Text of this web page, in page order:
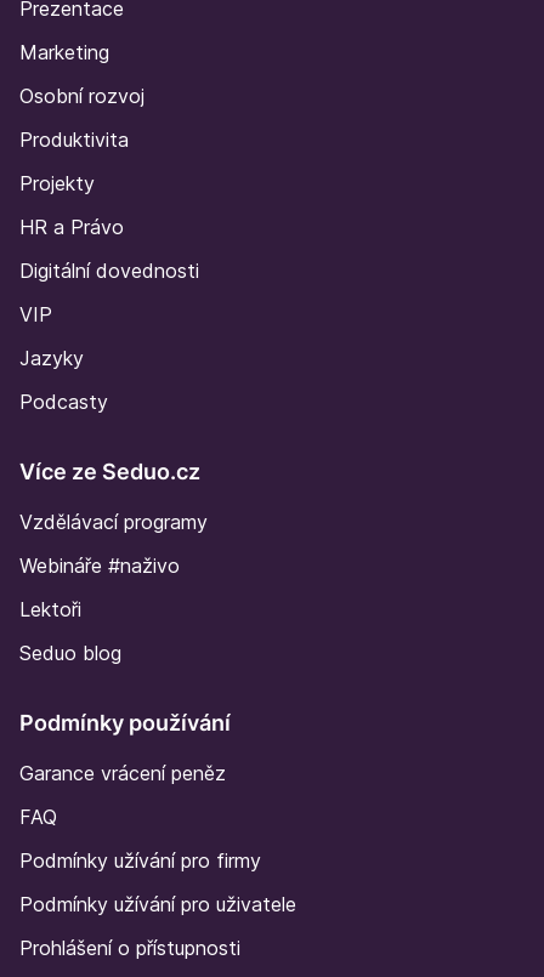
Prezentace
Marketing
Osobní rozvoj
Produktivita
Projekty
HR a Právo
Digitální dovednosti
VIP
Jazyky
Podcasty
Více ze Seduo.cz
Vzdělávací programy
Webináře #naživo
Lektoři
Seduo blog
Podmínky používání
Garance vrácení peněz
FAQ
Podmínky užívání pro firmy
Podmínky užívání pro uživatele
Prohlášení o přístupnosti